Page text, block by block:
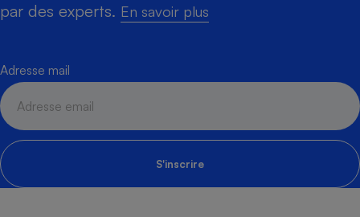
par des experts. En savoir plus
Adresse mail
S'inscrire